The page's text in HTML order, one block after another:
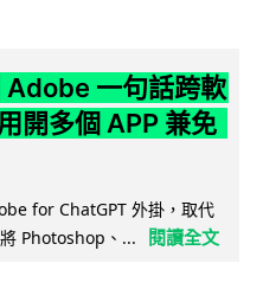
一句話跨軟
開多個 APP 兼免
for ChatGPT 外掛，取代
Photoshop、...
閱讀全文